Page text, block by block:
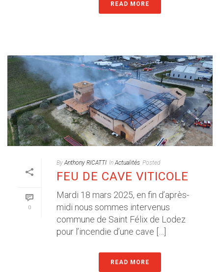
READ MORE
0
By Anthony RICATTI In Actualités Posted
FEU DE CAVE VITICOLE
Mardi 18 mars 2025, en fin d’après-
midi nous sommes intervenus
commune de Saint Félix de Lodez
pour l’incendie d’une cave […]
READ MORE